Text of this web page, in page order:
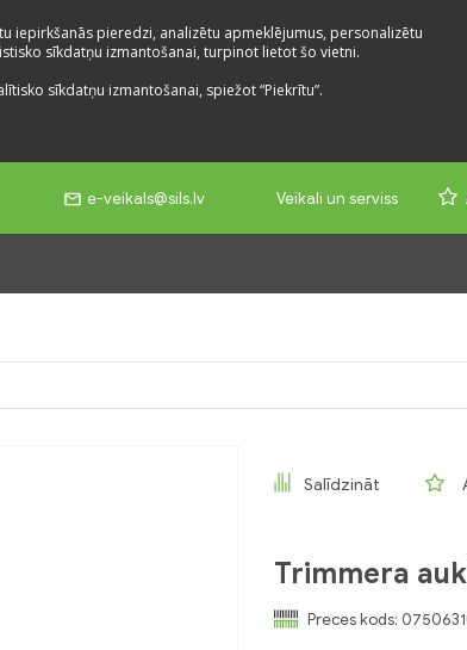
iepirkšanās pieredzi, analizētu apmeklējumus, personalizētu
sīkdatņu izmantošanai, turpinot lietot šo vietni.
sīkdatņu izmantošanai, spiežot “Piekrītu”.
e-veikals@sils.lv Veikali un serviss
Salīdzināt
Trimmera
Preces kods: